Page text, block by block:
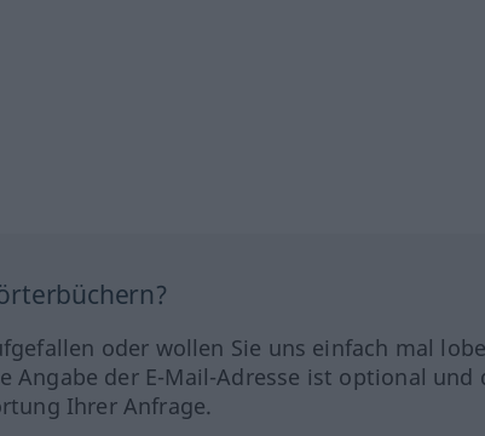
oder wollen Sie uns einfach mal
Angabe der E-Mail-Adresse ist optional und
Ihrer Anfrage.